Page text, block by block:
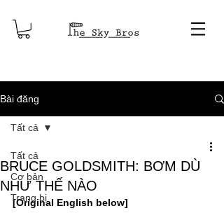
Bài đăng
Tất cả
Cơ bản
Trang bị
Tất cả
BRUCE GOLDSMITH: BƠM DÙ
NHƯ THẾ NÀO
[Original English below]